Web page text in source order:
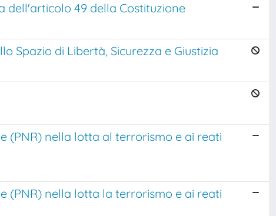
dell'articolo 49 della Costituzione
Spazio di Libertà, Sicurezza e Giustizia
(PNR) nella lotta al terrorismo e ai reati
(PNR) nella lotta la terrorismo e ai reati